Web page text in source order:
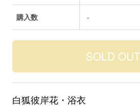
購入数 -
白狐彼岸花・浴衣